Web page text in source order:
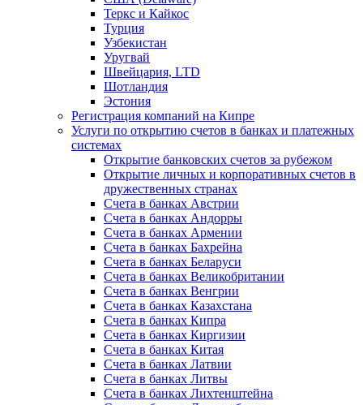
Теркс и Кайкос
Турция
Узбекистан
Уругвай
Швейцария, LTD
Шотландия
Эстония
Регистрация компаний на Кипре
Услуги по открытию счетов в банках и платежных
системах
Открытие банковских счетов за рубежом
Открытие личных и корпоративных счетов в
дружественных странах
Счета в банках Австрии
Счета в банках Андорры
Счета в банках Армении
Счета в банках Бахрейна
Счета в банках Беларуси
Счета в банках Великобритании
Счета в банках Венгрии
Счета в банках Казахстана
Счета в банках Кипра
Счета в банках Киргизии
Счета в банках Китая
Счета в банках Латвии
Счета в банках Литвы
Счета в банках Лихтенштейна